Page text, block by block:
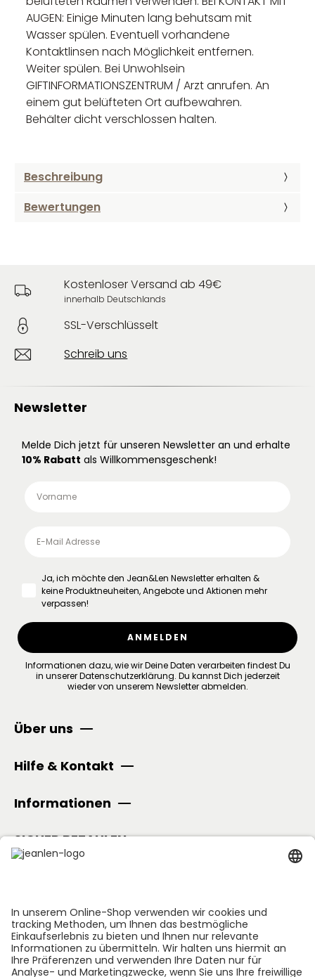
AUGEN: Einige Minuten lang behutsam mit
Wasser spülen. Eventuell vorhandene
Kontaktlinsen nach Möglichkeit entfernen.
Weiter spülen. Bei Unwohlsein
GIFTINFORMATIONSZENTRUM / Arzt anrufen. An
einem gut belüfteten Ort aufbewahren.
Behälter dicht verschlossen halten.
Beschreibung
Bewertungen
Kostenloser Versand ab 49€
innerhalb Deutschlands
SSL-Verschlüsselt
Schreib uns
Newsletter
Melde Dich jetzt für unseren Newsletter an und erhalte
10% Rabatt als Willkommensgeschenk!
Ja, ich möchte den Jean&Len Newsletter erhalten &
keine Produktneuheiten, Angebote und Aktionen mehr
verpassen!
ANMELDEN
Informationen dazu, wie wir Deine Daten verarbeiten findest Du
in unsererDatenschutzerklärung. Du kannst Dich jederzeit
wieder von unserem Newsletter abmelden.
Über uns
Hilfe & Kontakt
Informationen
SICHER BEZAHLEN
Folge uns: